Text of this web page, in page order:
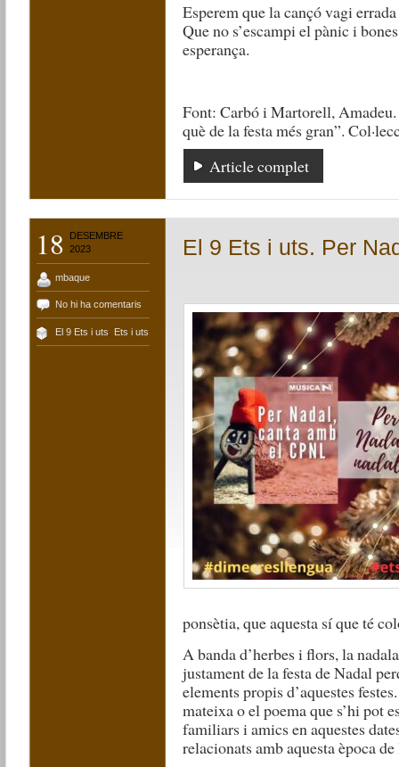
Esperem que la cançó vagi
Que no s’escampi el pànic i
esperança.
Font: Carbó i Martorell,
què de la festa més gran”.
Article complet
18
DESEMBRE
2023
mbaque
No hi ha comentaris
El 9 Ets i uts Ets i uts
El 9 Ets i uts. Per
ponsètia, que aquesta sí que té
A banda d’herbes i flors, la
justament de la festa de Nadal
elements propis d’aquestes
mateixa o el poema que s’hi pot
familiars i amics en aquestes
relacionats amb aquesta època de